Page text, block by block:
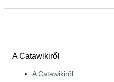
A Catawikiről
A Catawikiről